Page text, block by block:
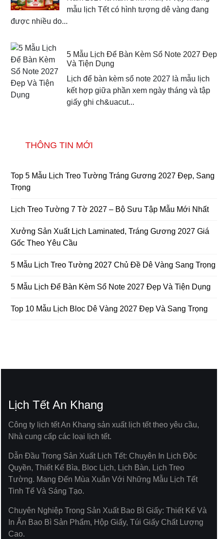
mẫu lịch Tết có hình tượng dê vàng đang
được nhiều do...
5 Mẫu Lịch Để Bàn Kèm Sổ Note 2027 Đẹp
Và Tiện Dụng
Lịch để bàn kèm sổ note 2027 là mẫu lịch
kết hợp giữa phần xem ngày tháng và tập
giấy ghi ch&uacut...
THÔNG TIN MỚI
Top 5 Mẫu Lịch Treo Tường Tráng Gương 2027 Đẹp, Sang
Trọng
Lịch Treo Tường 7 Tờ 2027 – Bộ Sưu Tập Mẫu Mới Nhất
Xưởng Sản Xuất Lịch Laminated, Tráng Gương 2027 Giá
Gốc Theo Yêu Cầu
5 Mẫu Lịch Treo Tường 2027 Chủ Đề Dê Vàng Sang Trọng
5 Mẫu Lịch Để Bàn Kèm Sổ Note 2027 Đẹp Và Tiện Dụng
Top 10 Mẫu Lịch Bloc Dê Vàng 2027 Đẹp Và Sang Trọng
Lịch Tết An Khang
Công ty lịch tết An Khang sản xuất lịch tết theo yêu cầu,
Nhà cung cấp các loại lịch tết.
Dẫn Đầu Trong Sản Xuất Lịch Tết: Chuyên In Lịch Độc
Quyền, Thiết Kế Bìa, Bloc Lịch, Lịch Bàn, Lịch Treo
Tường. Mang Đến Mùa Xuân Với Những Mẫu Lịch Tết
Tinh Tế Và Sáng Tạo.
Chuyên Nghiệp Trong Sản Xuất Bao Bì Giấy: Thiết Kế Và
In Ấn Bao Bì Sản Phẩm, Hộp Giấy, Túi Giấy Chất Lượng
Cao.